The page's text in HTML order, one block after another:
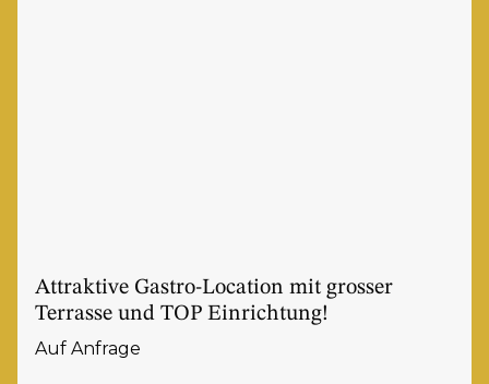
Attraktive Gastro-Location mit grosser
Terrasse und TOP Einrichtung!
Auf Anfrage